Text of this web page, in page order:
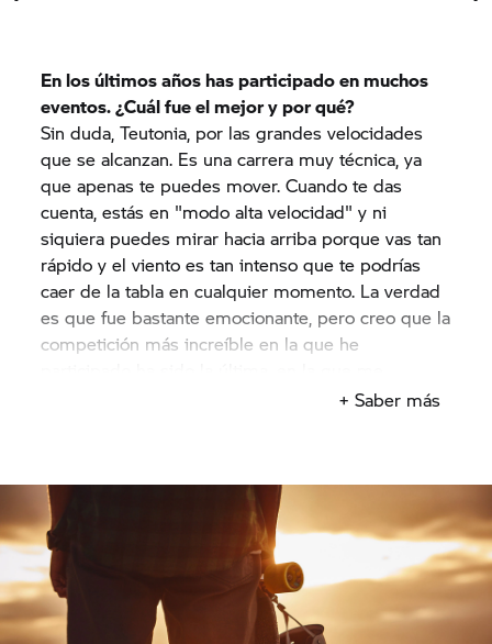
que era.
¿Con qué deberían tener cuidado los
principiantes?
Mi consejo para aquellos que se estén iniciando
en el mundo del longboard es que utilicen casco y
guantes. Al principio tropiezas muy a menudo y es
inevitable que utilices las manos para frenarte, de
ahí que necesites guantes. Y con las rodilleras
consigues una protección incluso mayor.
¿Cómo es tu entrenamiento y con qué frecuencia
lo realizas para ser tan bueno?
El entrenamiento es muy simple. Es más que
reforzar mis secuencias de movimientos. El
que sea posible. La mejor forma de entrenarse es
hacerlo con alguien que te impulse a mejorar. Por
eso necesitas una pandilla grande. Y montañas.
Cuantas más montañas haya, mejor, y que exista
mucha variación entre ellas, con diferentes curvas
y que te permitan alcanzar diversas velocidades.
En los últimos años has participado en muchos
eventos. ¿Cuál fue el mejor y por qué?
Sin duda, Teutonia, por las grandes velocidades
que se alcanzan. Es una carrera muy técnica, ya
que apenas te puedes mover. Cuando te das
cuenta, estás en "modo alta velocidad" y ni
siquiera puedes mirar hacia arriba porque vas tan
rápido y el viento es tan intenso que te podrías
caer de la tabla en cualquier momento. La verdad
es que fue bastante emocionante, pero creo que la
competición más increíble en la que he
campeón del mundo. Y, por supuesto, quiero
ganar todas las competiciones en las que
participo. También se puede ser campeón si
quedas segundo de vez en cuando, pero yo
siempre quiero ganar.
¿Cuál es la máxima velocidad que has alcanzado
+ Saber más